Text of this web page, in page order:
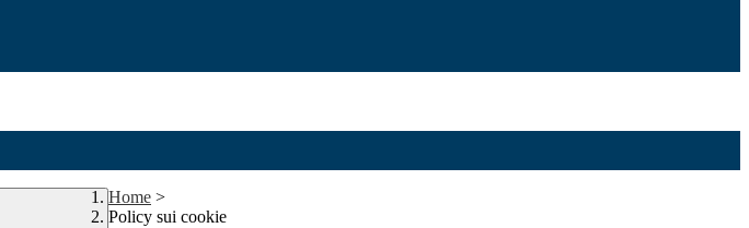
Home >
Policy sui cookie